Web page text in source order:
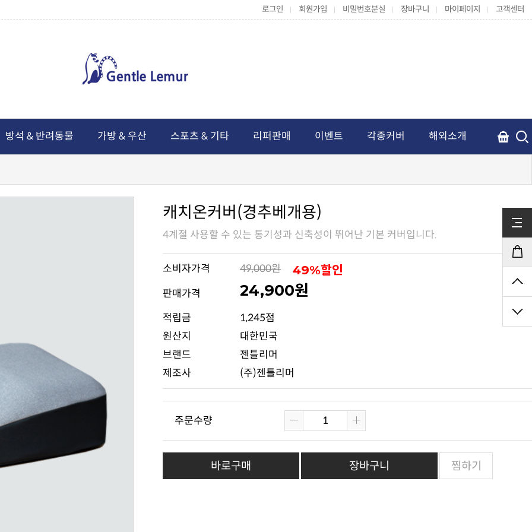
로그인 회원가입 비밀번호분실 장바구니 마이페이지 고객센터
방석 & 반려동물 가방 & 우산 스포츠 & 기타 리퍼판매 이벤트 각종커버 해외소개
캐치온커버(경추베개용)
4계절 사용할 수 있는 통기성과 신축성이 뛰어난 기본 커버입니다.
소비자가격 49,000원 49%할인
판매가격 24,900원
적립금
1,245점
원산지
대한민국
브랜드
젠틀리머
제조사
(주)젠틀리머
주문수량
바로구매 장바구니 찜하기